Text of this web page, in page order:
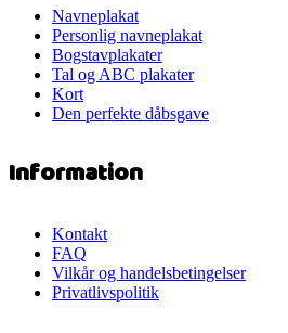
Navneplakat
Personlig navneplakat
Bogstavplakater
Tal og ABC plakater
Kort
Den perfekte dåbsgave
Information
Kontakt
FAQ
Vilkår og handelsbetingelser
Privatlivspolitik